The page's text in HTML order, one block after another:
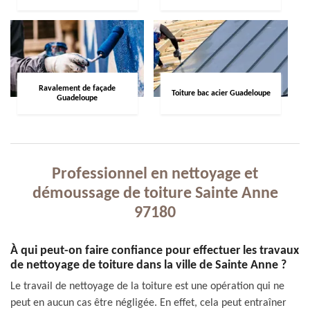
Ravalement de façade
Guadeloupe
Toiture bac acier Guadeloupe
Professionnel en nettoyage et
démoussage de toiture Sainte Anne
97180
À qui peut-on faire confiance pour effectuer les travaux
de nettoyage de toiture dans la ville de Sainte Anne ?
Le travail de nettoyage de la toiture est une opération qui ne
peut en aucun cas être négligée. En effet, cela peut entraîner